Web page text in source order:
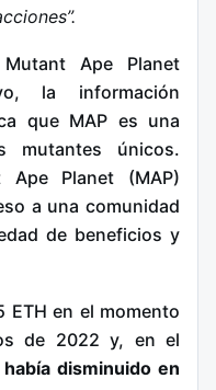
Ape Planet
la información
que MAP es una
mutantes únicos.
Planet (MAP)
a una comunidad
de beneficios y
ETH en el momento
de 2022 y, en el
había disminuido en